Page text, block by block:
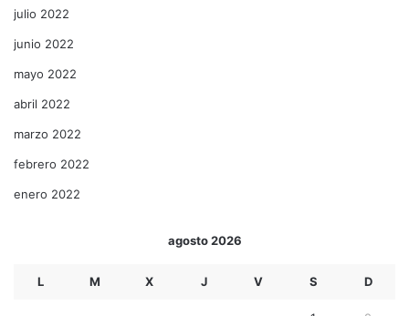
julio 2022
junio 2022
mayo 2022
abril 2022
marzo 2022
febrero 2022
enero 2022
agosto 2026
L M X J V S D